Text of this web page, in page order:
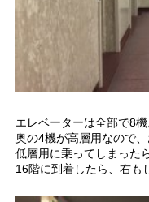
エレベーターは全部で8機
奥の4機が高層用なので
低層用に乗ってしまった
16階に到着したら、右も